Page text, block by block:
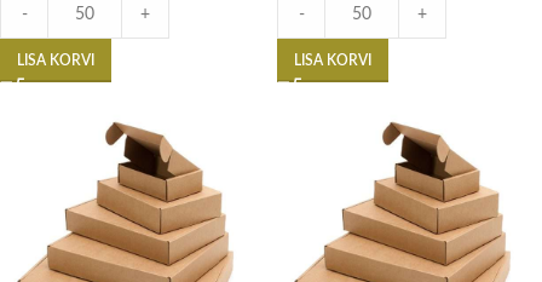
- +
LISA KORVI
- +
LISA KORVI